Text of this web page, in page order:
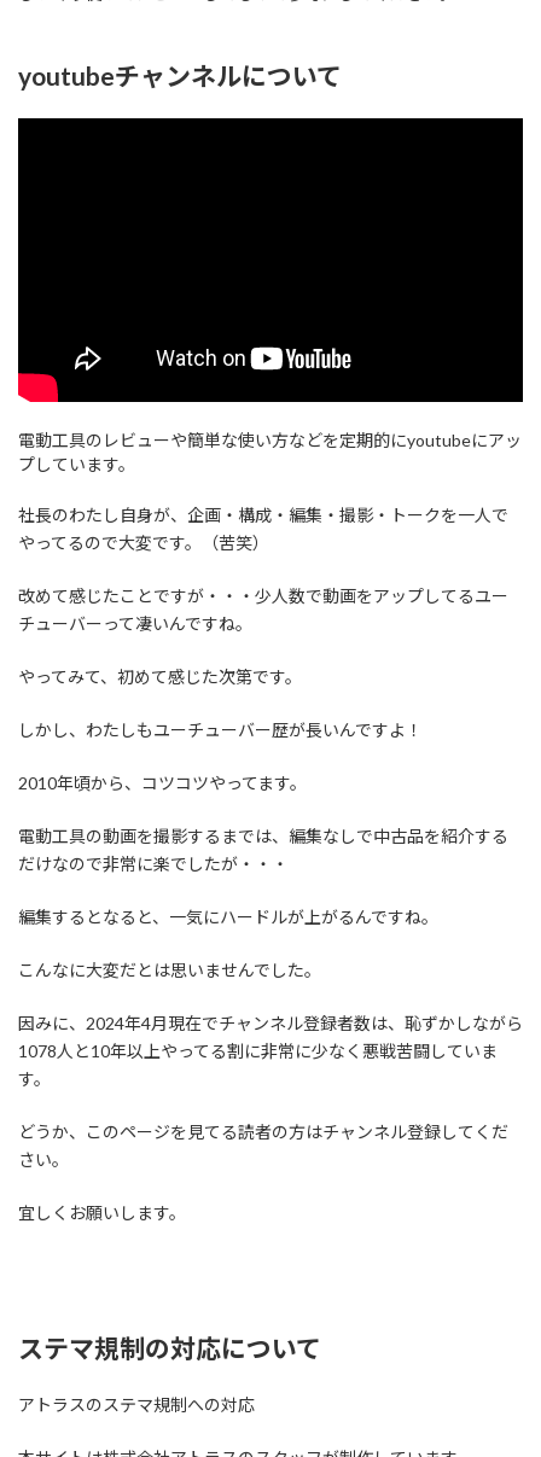
youtubeチャンネルについて
電動工具のレビューや簡単な使い方などを定期的にyoutubeにアッ
プしています。
社長のわたし自身が、企画・構成・編集・撮影・トークを一人で
やってるので大変です。（苦笑）
改めて感じたことですが・・・少人数で動画をアップしてるユー
チューバーって凄いんですね。
やってみて、初めて感じた次第です。
しかし、わたしもユーチューバー歴が長いんですよ！
2010年頃から、コツコツやってます。
電動工具の動画を撮影するまでは、編集なしで中古品を紹介する
だけなので非常に楽でしたが・・・
編集するとなると、一気にハードルが上がるんですね。
こんなに大変だとは思いませんでした。
因みに、2024年4月現在でチャンネル登録者数は、恥ずかしながら
1078人と10年以上やってる割に非常に少なく悪戦苦闘していま
す。
どうか、このページを見てる読者の方はチャンネル登録してくだ
さい。
宜しくお願いします。
ステマ規制の対応について
アトラスのステマ規制への対応